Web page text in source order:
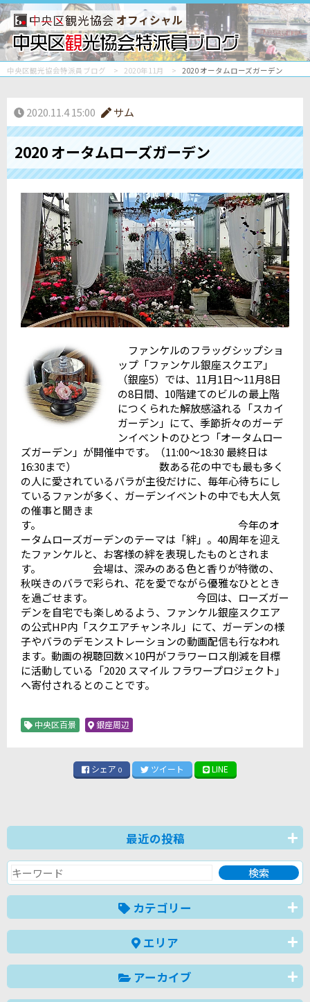
オフィシャル
中央区観光協会特派員ブログ 2020年11月 2020 オータムローズガーデン
2020.11.4 15:00 サム
2020 オータムローズガーデン
ファンケルのフラッグシップショ
ップ「ファンケル銀座スクエア」
（銀座5）では、11月1日～11月8日
の8日間、10階建てのビルの最上階
につくられた解放感溢れる「スカイ
ガーデン」にて、季節折々のガーデ
ンイベントのひとつ「オータムロー
ズガーデン」が開催中です。（11:00～18:30 最終日は
16:30まで） 数ある花の中でも最も多く
の人に愛されているバラが主役だけに、毎年心待ちにし
ているファンが多く、ガーデンイベントの中でも大人気
の催事と聞きま
す。 今年のオ
ータムローズガーデンのテーマは「絆」。40周年を迎え
たファンケルと、お客様の絆を表現したものとされま
す。 会場は、深みのある色と香りが特徴の、
秋咲きのバラで彩られ、花を愛でながら優雅なひととき
を過ごせます。 今回は、ローズガー
デンを自宅でも楽しめるよう、ファンケル銀座スクエア
の公式HP内「スクエアチャンネル」にて、ガーデンの様
子やバラのデモンストレーションの動画配信も行なわれ
ます。動画の視聴回数×10円がフラワーロス削減を目標
に活動している「2020 スマイル フラワープロジェクト」
へ寄付されるとのことです。
中央区百景 銀座周辺
シェア 0 ツイート LINE
最近の投稿
カテゴリー
エリア
アーカイブ